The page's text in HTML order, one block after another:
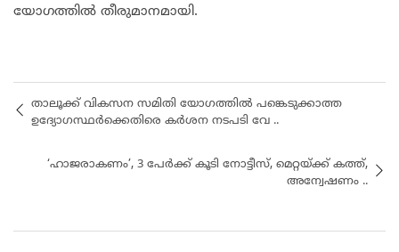
യോഗത്തിൽ തീരുമാനമായി.
താലൂക്ക് വികസന സമിതി യോഗത്തിൽ പങ്കെടുക്കാത്ത
ഉദ്യോഗസ്ഥർക്കെതിരെ കർശന നടപടി വേ ..
‘ഹാജരാകണം’, 3 പേർക്ക് കൂടി നോട്ടീസ്, മെറ്റയ്ക്ക് കത്ത്,
അന്വേഷണം ..